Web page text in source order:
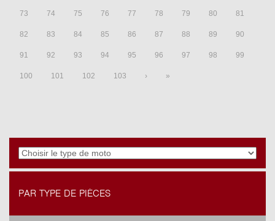
73 74 75 76 77 78 79 80 81
82 83 84 85 86 87 88 89 90
91 92 93 94 95 96 97 98 99
100 101 102 103 › »
PAR TYPE DE PIÈCES